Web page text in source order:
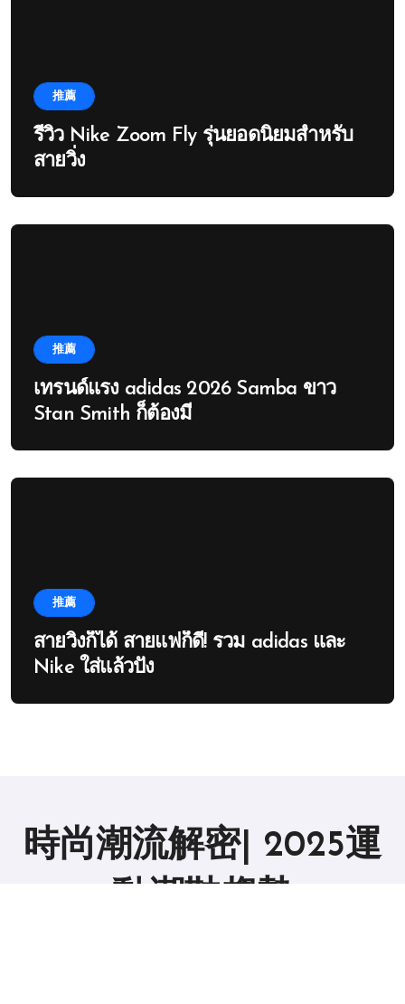
推薦
รีวิว Nike Zoom Fly รุ่นยอดนิยมสำหรับ
สายวิ่ง
推薦
เทรนด์แรง adidas 2026 Samba ขาว
Stan Smith ก็ต้องมี
推薦
สายวิ่งก็ได้ สายแฟก็ดี! รวม adidas และ
Nike ใส่แล้วปัง
時尚潮流解密| 2025運